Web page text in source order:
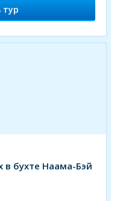
тур
бухте Наама-Бэй